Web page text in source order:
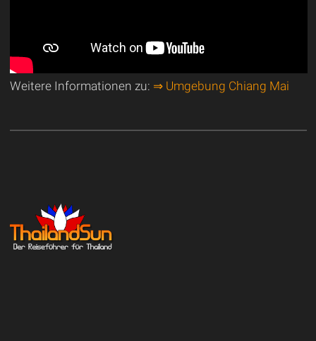
Weitere Informationen zu: ⇒ Umgebung Chiang Mai